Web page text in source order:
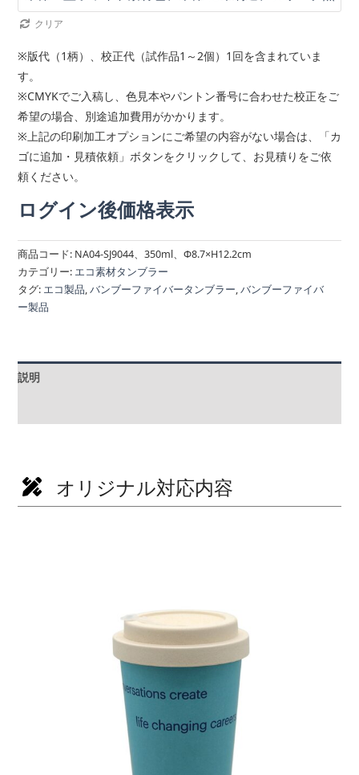
クリア
※版代（1柄）、校正代（試作品1～2個）1回を含まれていま
す。
※CMYKでご入稿し、色見本やパントン番号に合わせた校正をご
希望の場合、別途追加費用がかかります。
※上記の印刷加工オプションにご希望の内容がない場合は、「カ
ゴに追加・見積依頼」ボタンをクリックして、お見積りをご依
頼ください。
ログイン後価格表示
商品コード: NA04-SJ9044、350ml、Φ8.7×H12.2cm
カテゴリー: エコ素材タンブラー
タグ: エコ製品,バンブーファイバータンブラー,バンブーファイバ
ー製品
説明
オリジナル対応内容